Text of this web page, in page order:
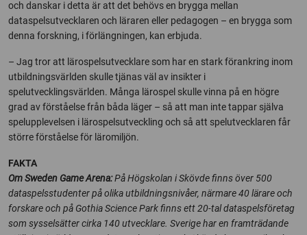
och danskar i detta är att det behövs en brygga mellan
dataspelsutvecklaren och läraren eller pedagogen – en brygga som
denna forskning, i förlängningen, kan erbjuda.
– Jag tror att lärospelsutvecklare som har en stark förankring inom
utbildningsvärlden skulle tjänas väl av insikter i
spelutvecklingsvärlden. Många lärospel skulle vinna på en högre
grad av förståelse från båda läger – så att man inte tappar själva
spelupplevelsen i lärospelsutveckling och så att spelutvecklaren får
större förståelse för läromiljön.
FAKTA
Om Sweden Game Arena:På Högskolan i Skövde finns över 500
dataspelsstudenter på olika utbildningsnivåer, närmare 40 lärare och
forskare och på Gothia Science Park finns ett 20-tal dataspelsföretag
som sysselsätter cirka 140 utvecklare. Sverige har en framträdande